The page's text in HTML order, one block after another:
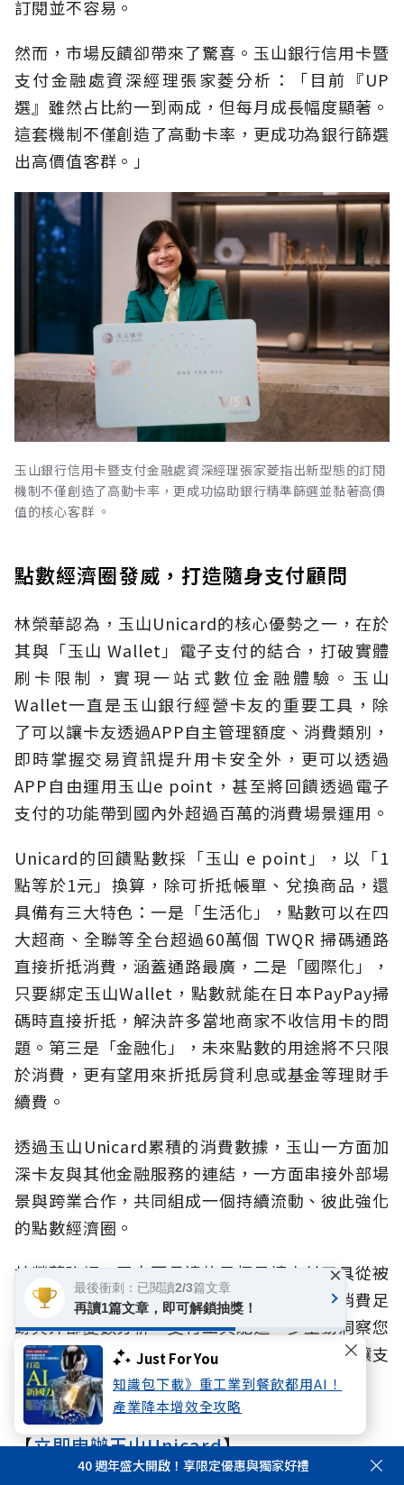
Just For You
知識包下載》重工業到餐飲都用AI！
產業降本增效全攻略
訂閱並不容易。
然而，市場反饋卻帶來了驚喜。玉山銀行信用卡暨
支付金融處資深經理張家菱分析：「目前『UP
選』雖然占比約一到兩成，但每月成長幅度顯著。
這套機制不僅創造了高動卡率，更成功為銀行篩選
出高價值客群。」
玉山銀行信用卡暨支付金融處資深經理張家菱指出新型態的訂閱
機制不僅創造了高動卡率，更成功協助銀行精準篩選並黏著高價
值的核心客群 。
點數經濟圈發威，打造隨身支付顧問
林榮華認為，玉山Unicard的核心優勢之一，在於
其與「玉山 Wallet」電子支付的結合，打破實體
刷卡限制，實現一站式數位金融體驗。玉山
Wallet一直是玉山銀行經營卡友的重要工具，除
了可以讓卡友透過APP自主管理額度、消費類別，
即時掌握交易資訊提升用卡安全外，更可以透過
APP自由運用玉山e point，甚至將回饋透過電子
支付的功能帶到國內外超過百萬的消費場景運用。
Unicard的回饋點數採「玉山 e point」，以「1
點等於1元」換算，除可折抵帳單、兌換商品，還
具備有三大特色：一是「生活化」，點數可以在四
大超商、全聯等全台超過60萬個 TWQR 掃碼通路
直接折抵消費，涵蓋通路最廣，二是「國際化」，
只要綁定玉山Wallet，點數就能在日本PayPay掃
碼時直接折抵，解決許多當地商家不收信用卡的問
題。第三是「金融化」，未來點數的用途將不只限
於消費，更有望用來折抵房貸利息或基金等理財手
續費。
透過玉山Unicard累積的消費數據，玉山一方面加
深卡友與其他金融服務的連結，一方面串接外部場
景與跨業合作，共同組成一個持續流動、彼此強化
的點數經濟圈。
林榮華強調，玉山更長遠的目標是讓支付工具從被
動回饋，進化為「主動預測」。「透過即時消費足
跡與外部變數分析，支付工具能進一步主動洞察您
的消費偏好，精準推薦符合習慣的卡友優惠，讓支
付體驗真正升級為消費者的生活顧問。」
【立即申辦玉山Unicard】
40 週年盛大開啟！享限定優惠與獨家好禮
最後衝刺：已閱讀2/3篇文章
再讀1篇文章，即可解鎖抽獎！
×